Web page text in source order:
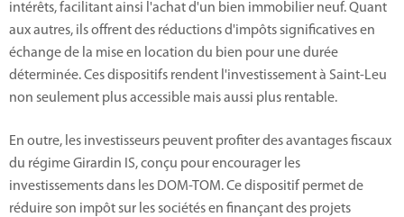
intérêts, facilitant ainsi l'achat d'un bien immobilier neuf. Quant
aux autres, ils offrent des réductions d'impôts significatives en
échange de la mise en location du bien pour une durée
déterminée. Ces dispositifs rendent l'investissement à Saint-Leu
non seulement plus accessible mais aussi plus rentable.
En outre, les investisseurs peuvent profiter des avantages fiscaux
du régime Girardin IS, conçu pour encourager les
investissements dans les DOM-TOM. Ce dispositif permet de
réduire son impôt sur les sociétés en finançant des projets